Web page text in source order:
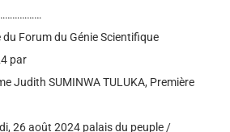
du Forum du Génie Scientifique
par
Judith SUMINWA TULUKA, Première
26 août 2024 palais du peuple /